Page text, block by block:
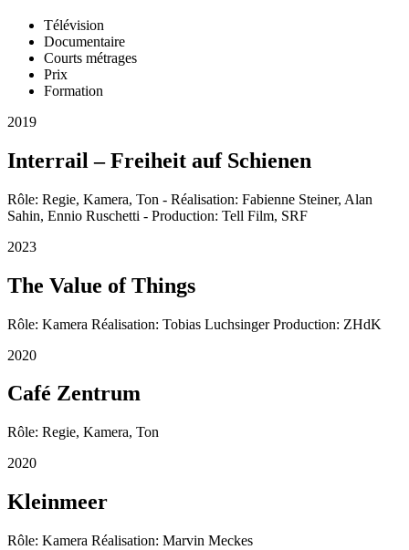
Télévision
Documentaire
Courts métrages
Prix
Formation
2019
Interrail – Freiheit auf Schienen
Rôle: Regie, Kamera, Ton - Réalisation: Fabienne Steiner, Alan
Sahin, Ennio Ruschetti - Production: Tell Film, SRF
2023
The Value of Things
Rôle: Kamera Réalisation: Tobias Luchsinger Production: ZHdK
2020
Café Zentrum
Rôle: Regie, Kamera, Ton
2020
Kleinmeer
Rôle: Kamera Réalisation: Marvin Meckes